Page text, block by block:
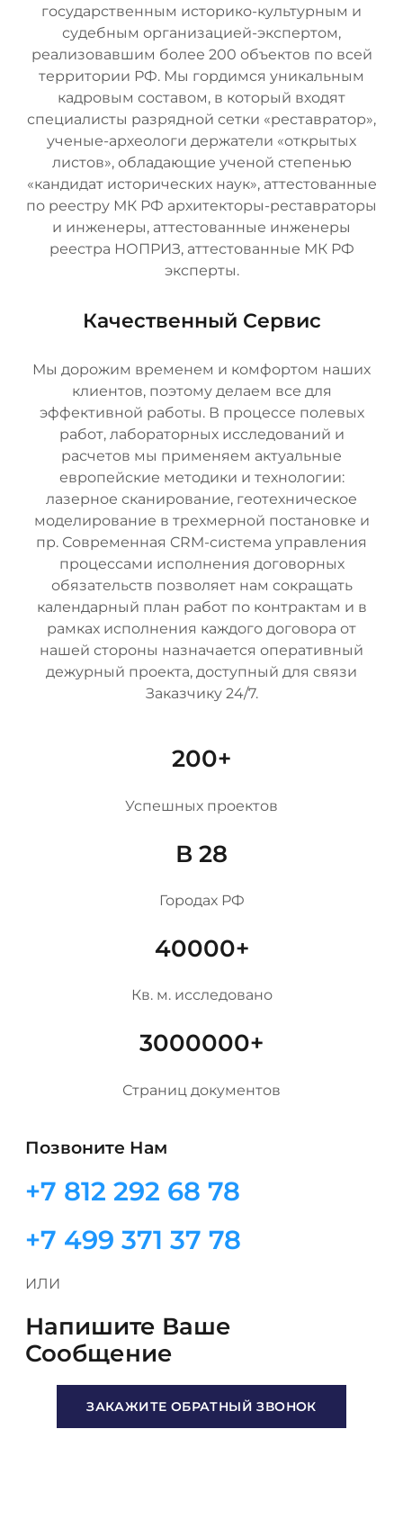
государственным историко-культурным и
судебным организацией-экспертом,
реализовавшим более 200 объектов по всей
территории РФ. Мы гордимся уникальным
кадровым составом, в который входят
специалисты разрядной сетки «реставратор»,
ученые-археологи держатели «открытых
листов», обладающие ученой степенью
«кандидат исторических наук», аттестованные
по реестру МК РФ архитекторы-реставраторы
и инженеры, аттестованные инженеры
реестра НОПРИЗ, аттестованные МК РФ
эксперты.
Качественный Сервис
Мы дорожим временем и комфортом наших
клиентов, поэтому делаем все для
эффективной работы. В процессе полевых
работ, лабораторных исследований и
расчетов мы применяем актуальные
европейские методики и технологии:
лазерное сканирование, геотехническое
моделирование в трехмерной постановке и
пр. Современная CRM-система управления
процессами исполнения договорных
обязательств позволяет нам сокращать
календарный план работ по контрактам и в
рамках исполнения каждого договора от
нашей стороны назначается оперативный
дежурный проекта, доступный для связи
Заказчику 24/7.
200+
Успешных проектов
В 28
Городах РФ
40000+
Кв. м. исследовано
3000000+
Страниц документов
Позвоните Нам
+7 812 292 68 78
+7 499 371 37 78
ИЛИ
Напишите Ваше
Сообщение
ЗАКАЖИТЕ ОБРАТНЫЙ ЗВОНОК